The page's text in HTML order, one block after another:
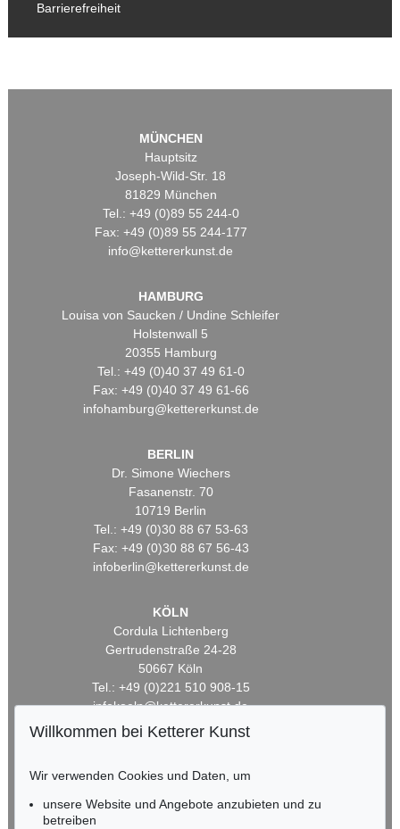
Barrierefreiheit
MÜNCHEN
Hauptsitz
Joseph-Wild-Str. 18
81829 München
Tel.: +49 (0)89 55 244-0
Fax: +49 (0)89 55 244-177
info@kettererkunst.de
HAMBURG
Louisa von Saucken / Undine Schleifer
Holstenwall 5
20355 Hamburg
Tel.: +49 (0)40 37 49 61-0
Fax: +49 (0)40 37 49 61-66
infohamburg@kettererkunst.de
BERLIN
Dr. Simone Wiechers
Fasanenstr. 70
10719 Berlin
Tel.: +49 (0)30 88 67 53-63
Fax: +49 (0)30 88 67 56-43
infoberlin@kettererkunst.de
KÖLN
Cordula Lichtenberg
Gertrudenstraße 24-28
50667 Köln
Tel.: +49 (0)221 510 908-15
infokoeln@kettererkunst.de
HESSEN
Miriam Heß
Willkommen bei Ketterer Kunst
Wir verwenden Cookies und Daten, um
unsere Website und Angebote anzubieten und zu
betreiben